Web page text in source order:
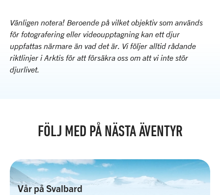
Vänligen notera! Beroende på vilket objektiv som används
för fotografering eller videoupptagning kan ett djur
uppfattas närmare än vad det är. Vi följer alltid rådande
riktlinjer i Arktis för att försäkra oss om att vi inte stör
djurlivet.
FÖLJ MED PÅ NÄSTA ÄVENTYR
Vår på Svalbard